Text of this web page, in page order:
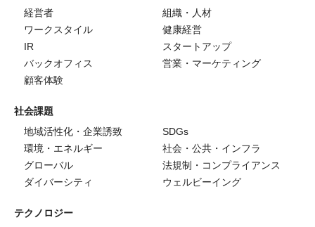
経営者
組織・人材
ワークスタイル
健康経営
IR
スタートアップ
バックオフィス
営業・マーケティング
顧客体験
社会課題
地域活性化・企業誘致
SDGs
環境・エネルギー
社会・公共・インフラ
グローバル
法規制・コンプライアンス
ダイバーシティ
ウェルビーイング
テクノロジー